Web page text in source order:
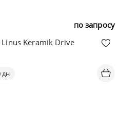
по запросу
Keramik Drive
дн